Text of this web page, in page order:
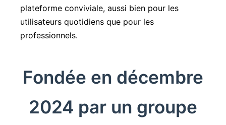
plateforme conviviale, aussi bien pour les
utilisateurs quotidiens que pour les
professionnels.
Fondée en décembre
2024 par un groupe